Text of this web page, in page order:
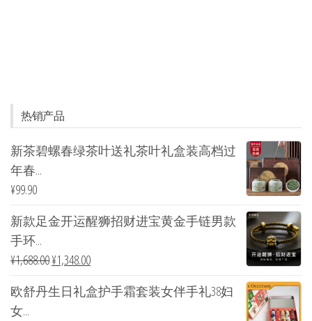
热销产品
新茶碧螺春绿茶叶送礼茶叶礼盒装高档过
年春...
¥99.90
新款足金开运醒狮招财进宝黄金手链男款
手环...
¥1,688.00¥1,348.00
欧舒丹生日礼盒护手霜套装女伴手礼38妇
女...